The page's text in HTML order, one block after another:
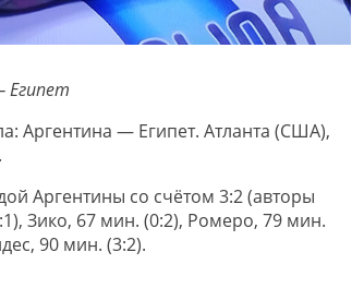
Египет
Аргентина — Египет. Атланта (США),
Аргентины со счётом 3:2 (авторы
Зико, 67 мин. (0:2), Ромеро, 79 мин.
90 мин. (3:2).